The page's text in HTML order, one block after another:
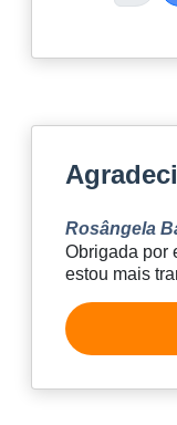
Rosângela
Obrigada por
estou mais